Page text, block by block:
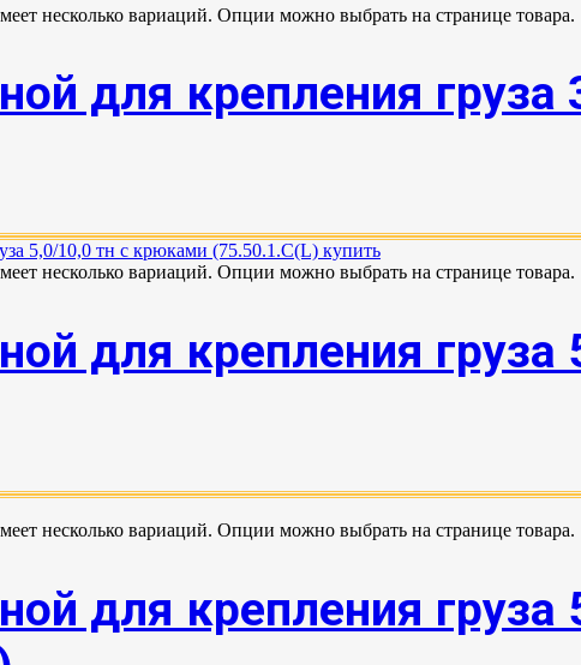
несколько вариаций. Опции можно выбрать на странице товара.
для крепления
несколько вариаций. Опции можно выбрать на странице товара.
для крепления
несколько вариаций. Опции можно выбрать на странице товара.
для крепления